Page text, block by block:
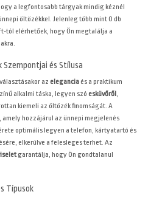
a legfontosabb tárgyak mindig kéznél
öltözékkel. Jelenleg több mint 0 db
tól elérhetőek, hogy Ön megtalálja a
Szempontjai és Stílusa
az elegancia és a praktikum
alkalmi táska, legyen szó esküvőről,
kiemeli az öltözék finomságát. A
hozzájárul az ünnepi megjelenés
optimális legyen a telefon, kártyatartó és
elkerülve a felesleges terhet. Az
garantálja, hogy Ön gondtalanul
Típusok